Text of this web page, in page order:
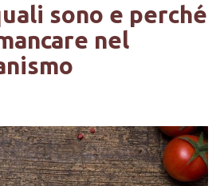
sono e perché
nel